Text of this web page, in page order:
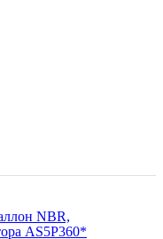
NBR,
AS5P360*